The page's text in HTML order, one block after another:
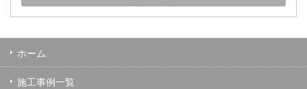
ホーム
施工事例一覧